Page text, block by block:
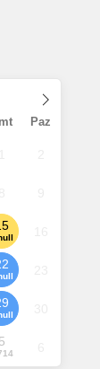
Paz
5